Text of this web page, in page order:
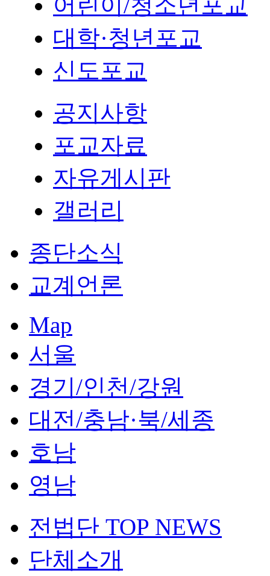
어린이/청소년포교
대학·청년포교
신도포교
공지사항
포교자료
자유게시판
갤러리
종단소식
교계언론
Map
서울
경기/인천/강원
대전/충남·북/세종
호남
영남
전법단 TOP NEWS
단체소개